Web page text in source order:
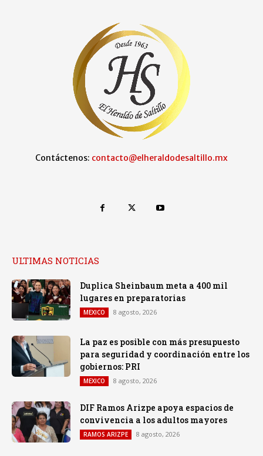
Contáctenos: contacto@elheraldodesaltillo.mx
ULTIMAS NOTICIAS
Duplica Sheinbaum meta a 400 mil
lugares en preparatorias
MEXICO 8 agosto, 2026
La paz es posible con más presupuesto
para seguridad y coordinación entre los
gobiernos: PRI
MEXICO 8 agosto, 2026
DIF Ramos Arizpe apoya espacios de
convivencia a los adultos mayores
RAMOS ARIZPE 8 agosto, 2026